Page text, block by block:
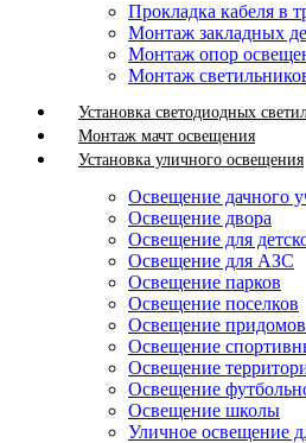
Прокладка кабеля в
Монтаж закладных
Монтаж опор
Монтаж
Установка светодиодных
Монтаж мачт освещения
Установка уличного освещения
Освещение дачного
Освещение двора
Освещение для
Освещение для АЗС
Освещение парков
Освещение поселков
Освещение
Освещение
Освещение
Освещение
Освещение школы
Уличное освещение